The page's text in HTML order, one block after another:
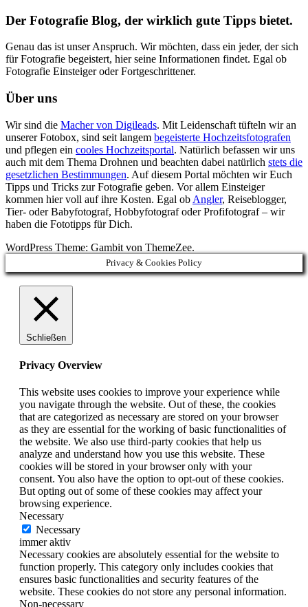
Der Fotografie Blog, der wirklich gute Tipps bietet.
Genau das ist unser Anspruch. Wir möchten, dass ein jeder, der sich
für Fotografie begeistert, hier seine Informationen findet. Egal ob
Fotografie Einsteiger oder Fortgeschrittener.
Über uns
Wir sind die Macher von Digileads. Mit Leidenschaft tüfteln wir an
unserer Fotobox, sind seit langem begeisterte Hochzeitsfotografen
und pflegen ein cooles Hochzeitsportal. Natürlich befassen wir uns
auch mit dem Thema Drohnen und beachten dabei natürlich stets die
gesetzlichen Bestimmungen. Auf diesem Portal möchten wir Euch
Tipps und Tricks zur Fotografie geben. Vor allem Einsteiger
kommen hier voll auf ihre Kosten. Egal ob Angler, Reiseblogger,
Tier- oder Babyfotograf, Hobbyfotograf oder Profifotograf – wir
haben die Fototipps für Dich.
WordPress Theme: Gambit von ThemeZee.
Privacy & Cookies Policy
Schließen
Privacy Overview
This website uses cookies to improve your experience while
you navigate through the website. Out of these, the cookies
that are categorized as necessary are stored on your browser
as they are essential for the working of basic functionalities of
the website. We also use third-party cookies that help us
analyze and understand how you use this website. These
cookies will be stored in your browser only with your
consent. You also have the option to opt-out of these cookies.
But opting out of some of these cookies may affect your
browsing experience.
Necessary
Necessary
immer aktiv
Necessary cookies are absolutely essential for the website to
function properly. This category only includes cookies that
ensures basic functionalities and security features of the
website. These cookies do not store any personal information.
Non-necessary